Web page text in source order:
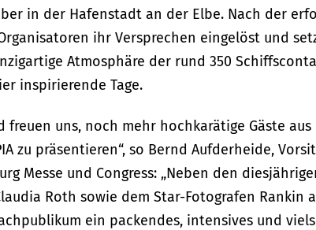
in der Hafenstadt an der Elbe. Nach der
ihr Versprechen eingelöst und
Atmosphäre der rund 350
inspirierende Tage.
freuen uns, noch mehr hochkarätige Gäste
zu präsentieren“, so Bernd Aufderheide,
Messe und Congress: „Neben den
Roth sowie dem Star-Fotografen Rankin
ein packendes, intensives und